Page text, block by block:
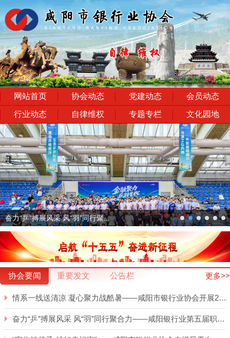
网站首页 协会动态 党建动态 会员动态
行业动态 自律维权 专题专栏 文化园地
next
奋力“乒”搏展风采 风“羽”同行聚...
协会要闻 重要发文 公告栏 更多>>
情系一线送清凉 凝心聚力战酷暑——咸阳市银行业协会开展2026年夏日送清凉慰问活动
奋力“乒”搏展风采 风“羽”同行聚合力——咸阳银行业第五届职工乒羽球赛圆满举行